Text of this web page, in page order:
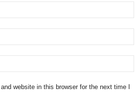
website in this browser for the next time I